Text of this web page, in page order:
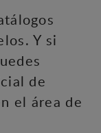
Y si
de
el área de